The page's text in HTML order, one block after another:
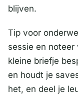
blijven.
Tip voor
sessie en
kleine briefje
en houdt je
het, en deel je